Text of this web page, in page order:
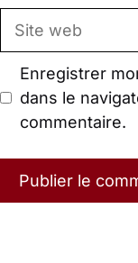
Site
web
Enregistrer
dans le
commentaire.